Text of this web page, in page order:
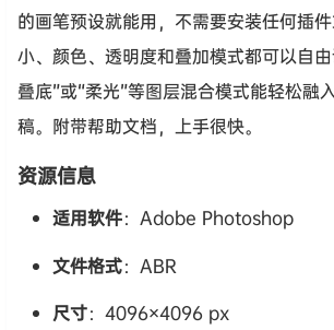
的画笔预设就能用，不需要安装任何插
小、颜色、透明度和叠加模式都可以自
叠底”或“柔光”等图层混合模式能轻松融
稿。附带帮助文档，上手很快。
资源信息
适用软件：Adobe Photoshop
文件格式：ABR
尺寸：4096×4096 px